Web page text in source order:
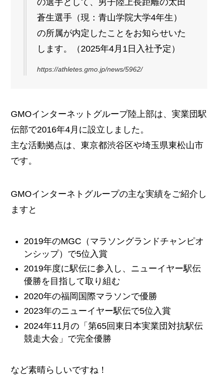
の選手として、男子陸上長距離の太田
蒼生選手（現：青山学院大学4年生）
の所属が内定したことをお知らせいた
します。（2025年4月1日入社予定）
https://athletes.gmo.jp/news/5962/
GMOインターネットグループ陸上部は、実業団駅
伝部で2016年4月に設立しました。
主な活動拠点は、東京都渋谷区や埼玉県東松山市
です。
GMOインターネトグループの主な実績をご紹介し
ますと
2019年のMGC（マラソングランドチャンピオ
ンシップ）で5位入賞
2019年度に駅伝に参入し、ニューイヤー駅伝
優勝を目指して取り組む
2020年の福岡国際マラソンで優勝
2023年のニューイヤー駅伝で5位入賞
2024年11月の「第65回東日本実業団対抗駅伝
競走大会」で完全優勝
など素晴らしいですね！